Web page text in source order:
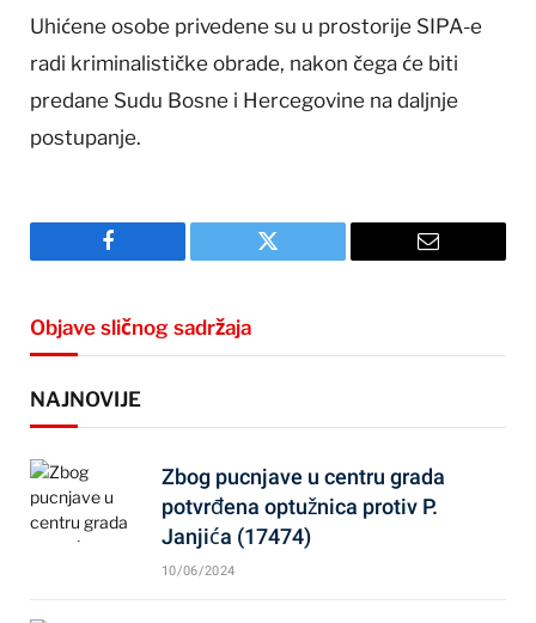
Uhićene osobe privedene su u prostorije SIPA-e
radi kriminalističke obrade, nakon čega će biti
predane Sudu Bosne i Hercegovine na daljnje
postupanje.
Facebook Twitter Email
Objave sličnog sadržaja
NAJNOVIJE
Zbog pucnjave u centru grada
potvrđena optužnica protiv P.
Janjića (17474)
10/06/2024